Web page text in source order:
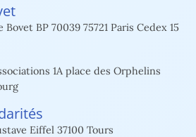
BP 70039 75721 Paris Cedex 15
1A place des Orphelins
Eiffel 37100 Tours